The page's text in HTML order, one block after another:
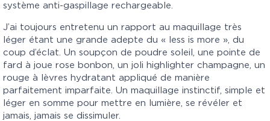
système anti-gaspillage rechargeable.
J’ai toujours entretenu un rapport au maquillage très
léger étant une grande adepte du « less is more », du
coup d’éclat. Un soupçon de poudre soleil, une pointe de
fard à joue rose bonbon, un joli highlighter champagne, un
rouge à lèvres hydratant appliqué de manière
parfaitement imparfaite. Un maquillage instinctif, simple et
léger en somme pour mettre en lumière, se révéler et
jamais, jamais se dissimuler.